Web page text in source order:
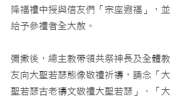
降福禮中授與信友們「宗座遐福」，並
給予參禮者全大赦。
彌撒後，總主教帶領共祭神長及全體教
友向大聖若瑟態像敬禮祈禱，誦念「大
聖若瑟古老禱文敬禮大聖若瑟」、「大